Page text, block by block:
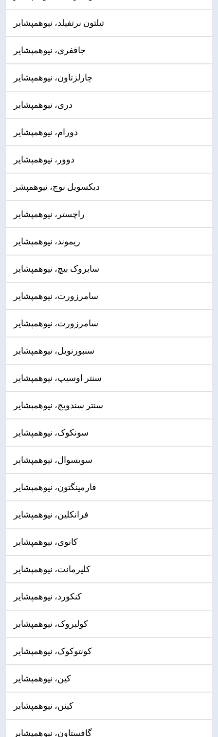
تیلتون نرتفیلد، نیوهمپشایر
جاففری، نیوهمپشایر
چارلزتاون، نیوهمپشایر
دری، نیوهمپشایر
دورام، نیوهمپشایر
دوور، نیوهمپشایر
دیکسویل نوچ، نیوهمپشر
راچستر، نیوهمپشایر
ریموند، نیوهمپشایر
سابروک بیچ، نیوهمپشایر
سامرزورت، نیوهمپشایر
سامرزورت، نیوهمپشایر
سنبورنویل، نیوهمپشایر
سنتر اوسیپ، نیوهمپشایر
سنتر سندویچ، نیوهمپشایر
سونکوک، نیوهمپشایر
سویسوال، نیوهمپشایر
فارمینگتون، نیوهمپشایر
فرانکلین، نیوهمپشایر
کانوی، نیوهمپشایر
کلیرمانت، نیوهمپشایر
کنکورد، نیوهمپشایر
کولبروک، نیوهمپشایر
کونتوکوک، نیوهمپشایر
کین، نیوهمپشایر
کینن، نیوهمپشایر
گافستاون، نیوهمپشایر